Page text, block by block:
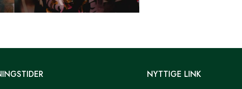
NYTTIGE LINK